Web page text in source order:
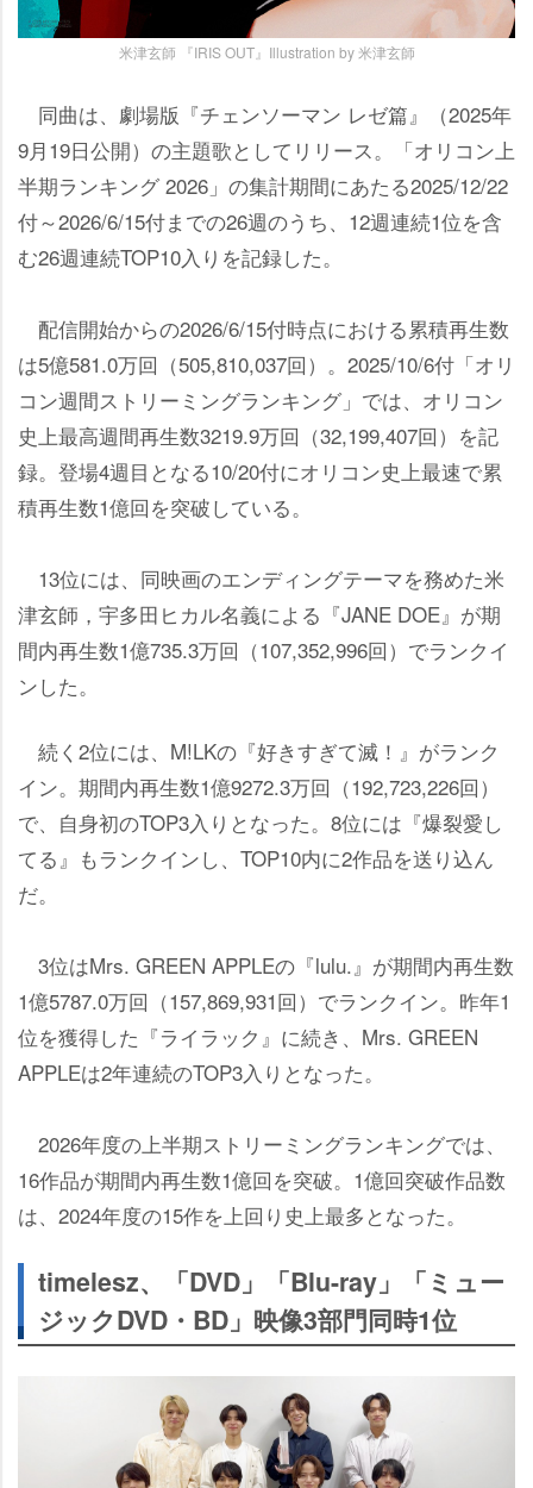
米津玄師 『IRIS OUT』Illustration by 米津玄師
同曲は、劇場版『チェンソーマン レゼ篇』（2025年
9月19日公開）の主題歌としてリリース。「オリコン上
半期ランキング 2026」の集計期間にあたる2025/12/22
付～2026/6/15付までの26週のうち、12週連続1位を含
む26週連続TOP10入りを記録した。
配信開始からの2026/6/15付時点における累積再生数
は5億581.0万回（505,810,037回）。2025/10/6付「オリ
コン週間ストリーミングランキング」では、オリコン
史上最高週間再生数3219.9万回（32,199,407回）を記
録。登場4週目となる10/20付にオリコン史上最速で累
積再生数1億回を突破している。
13位には、同映画のエンディングテーマを務めた米
津玄師，宇多田ヒカル名義による『JANE DOE』が期
間内再生数1億735.3万回（107,352,996回）でランクイ
ンした。
続く2位には、M!LKの『好きすぎて滅！』がランク
イン。期間内再生数1億9272.3万回（192,723,226回）
で、自身初のTOP3入りとなった。8位には『爆裂愛し
てる』もランクインし、TOP10内に2作品を送り込ん
だ。
3位はMrs. GREEN APPLEの『lulu.』が期間内再生数
1億5787.0万回（157,869,931回）でランクイン。昨年1
位を獲得した『ライラック』に続き、Mrs. GREEN
APPLEは2年連続のTOP3入りとなった。
2026年度の上半期ストリーミングランキングでは、
16作品が期間内再生数1億回を突破。1億回突破作品数
は、2024年度の15作を上回り史上最多となった。
timelesz、「DVD」「Blu-ray」「ミュー
ジックDVD・BD」映像3部門同時1位